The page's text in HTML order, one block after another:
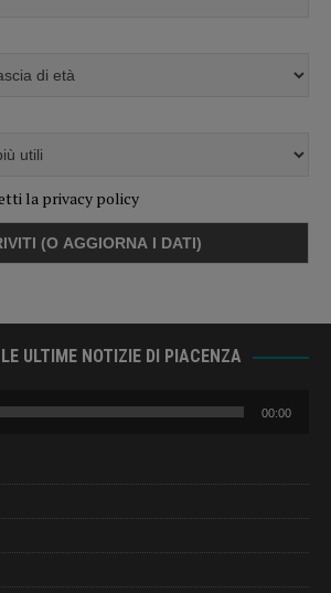
la privacy policy
ULTIME NOTIZIE DI PIACENZA
00:00